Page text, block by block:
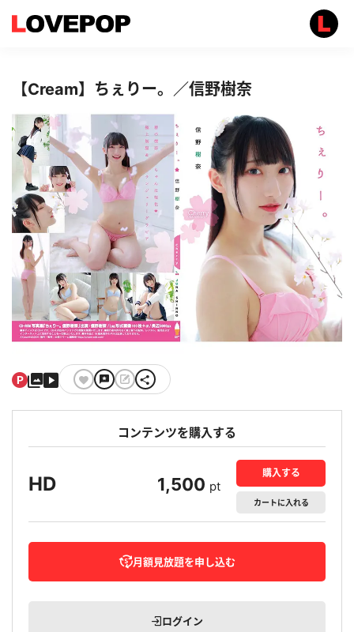
【Cream】ちぇりー。／信野樹奈
コンテンツを購入する
HD 1,500 pt
購入する
カートに入れる
月額見放題を申し込む
ログイン